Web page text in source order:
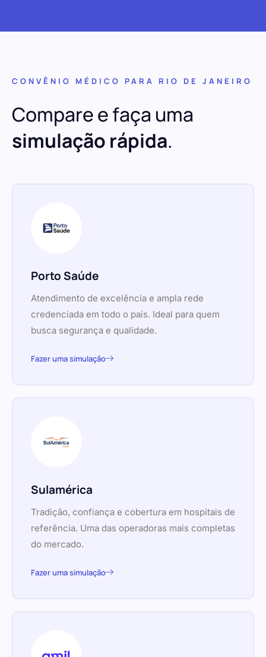
CONVÊNIO MÉDICO PARA RIO DE JANEIRO
Compare e faça uma
simulação rápida.
Porto Saúde
Atendimento de excelência e ampla rede
credenciada em todo o país. Ideal para quem
busca segurança e qualidade.
Fazer uma simulação
Sulamérica
Tradição, confiança e cobertura em hospitais de
referência. Uma das operadoras mais completas
do mercado.
Fazer uma simulação